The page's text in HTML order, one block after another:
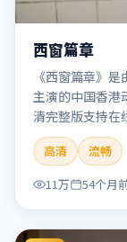
西窗篇章
《西窗篇章》
主演的中国香港
清完整版支持在
象力丰富，剧情
「西窗篇章」「
「2022-02-05
高清
流畅
11万
54个月